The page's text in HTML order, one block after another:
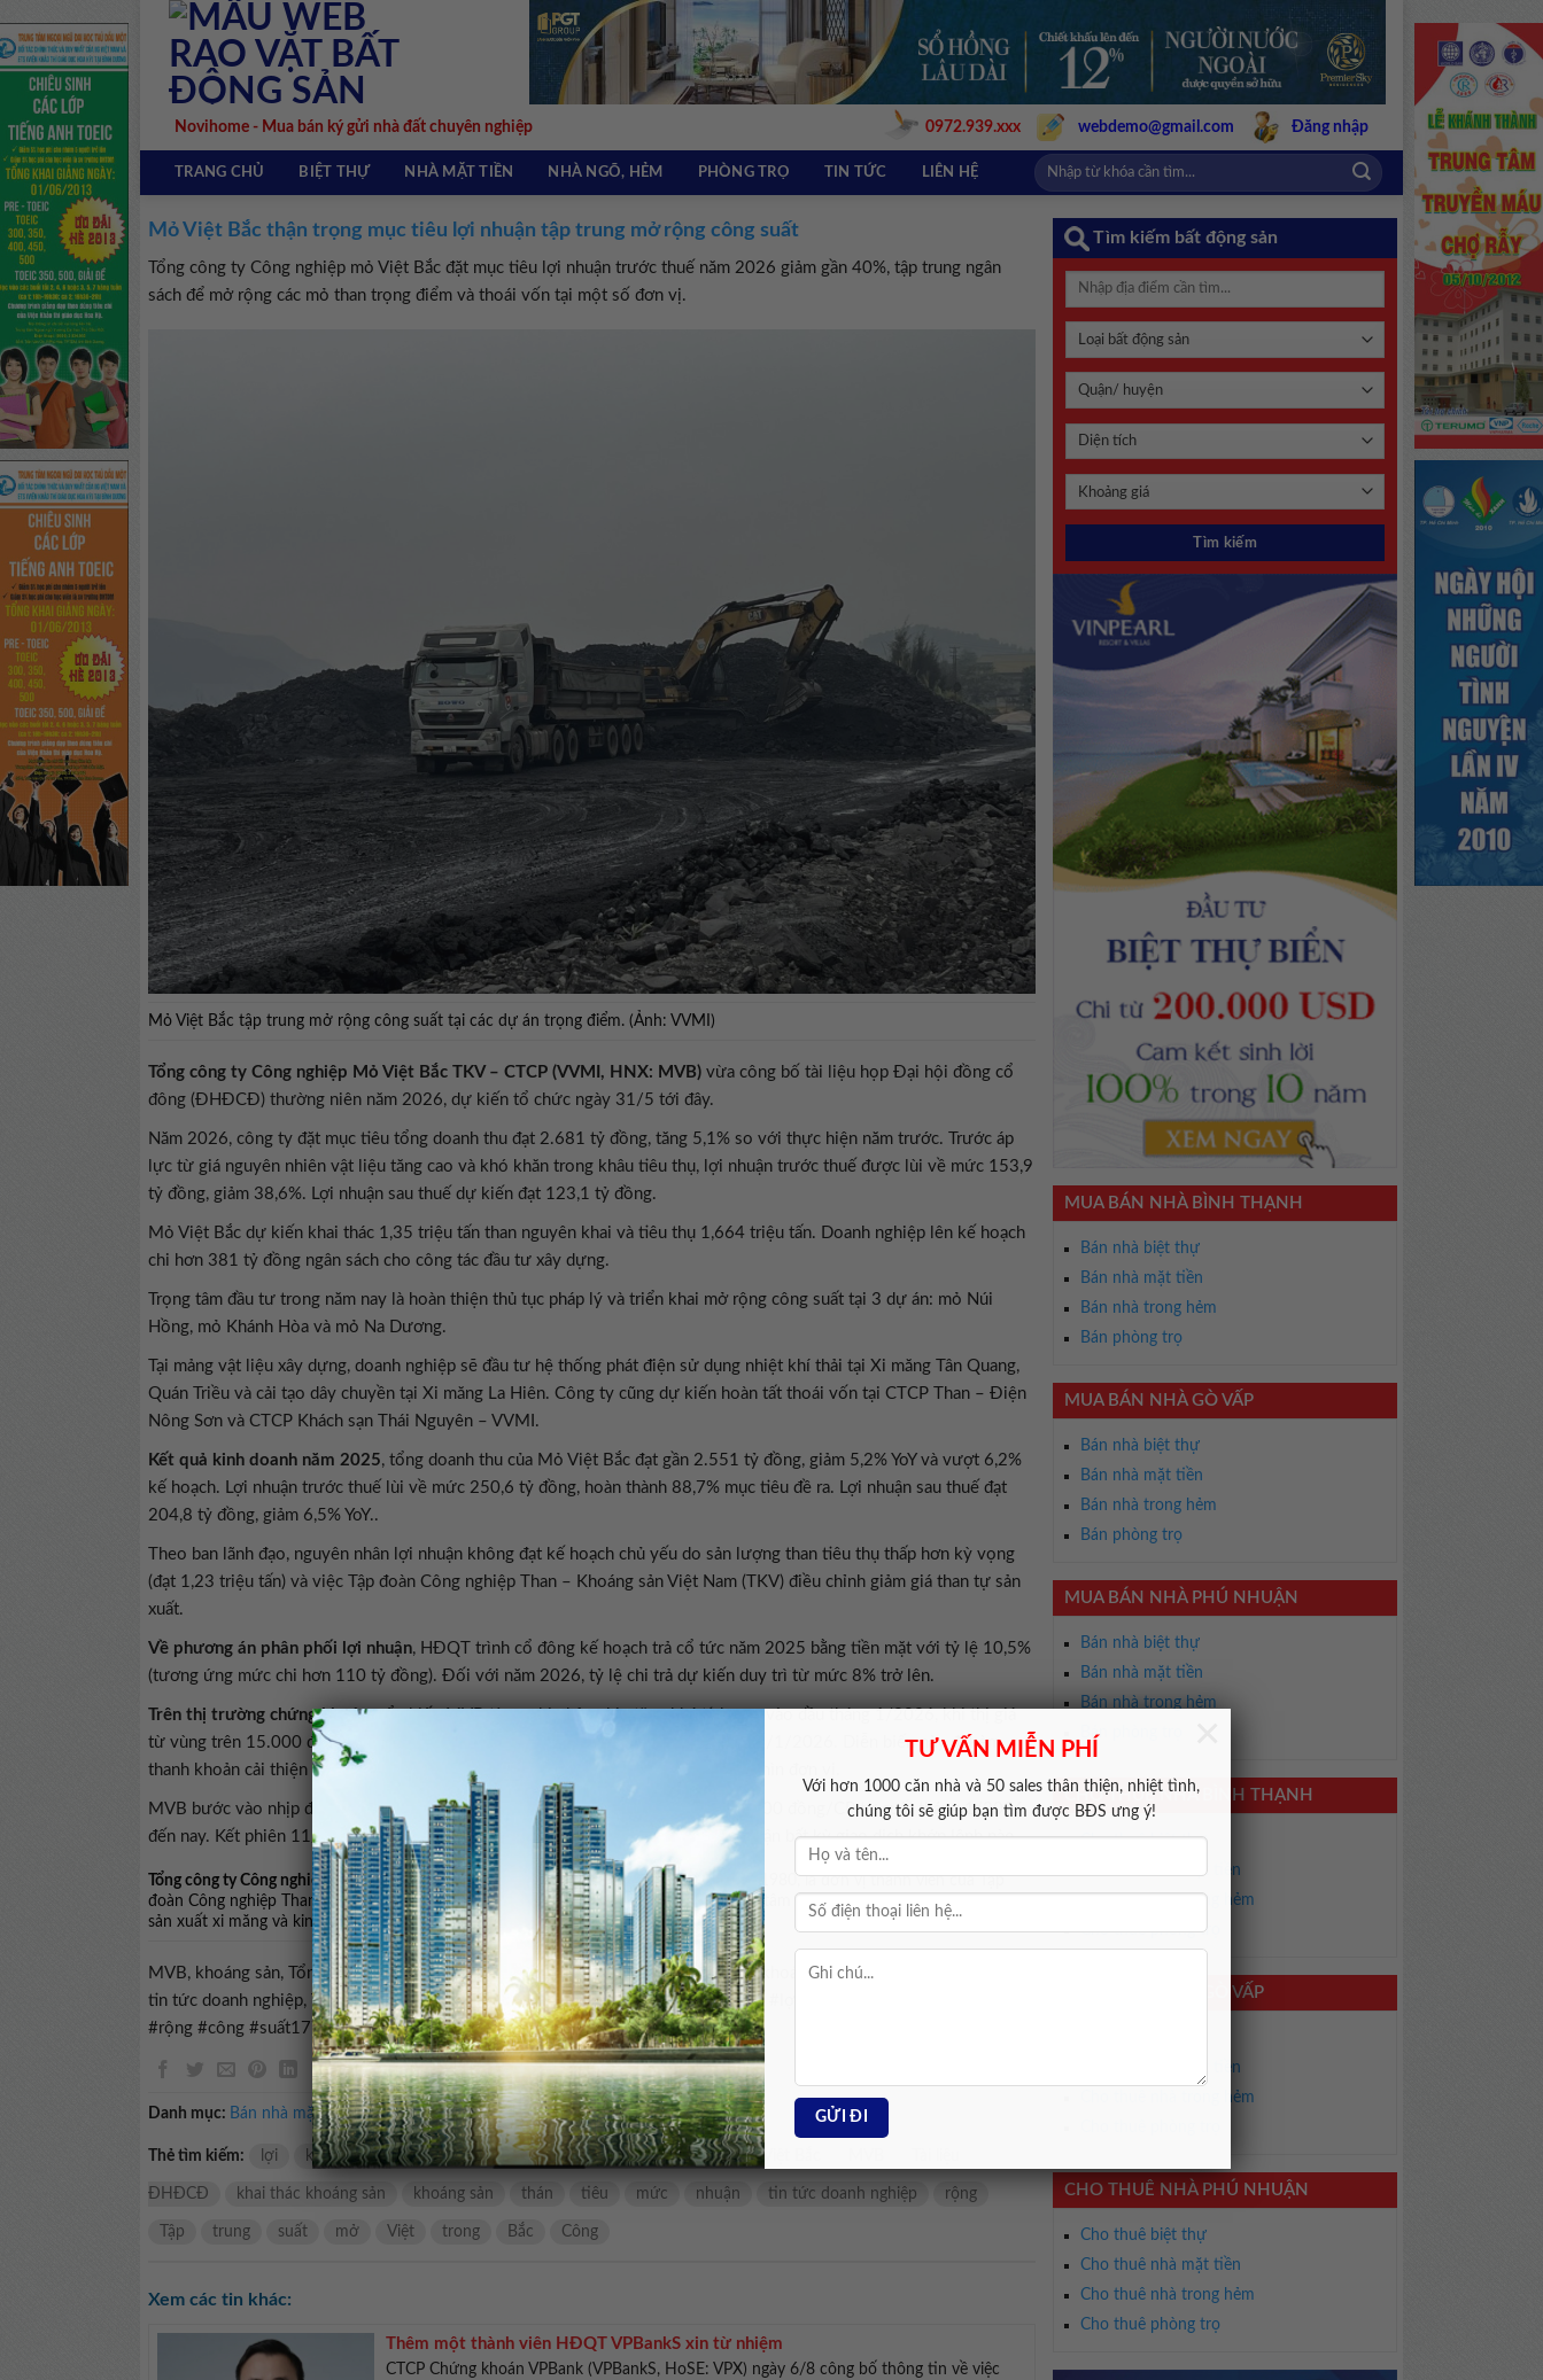
TƯ VẤN MIỄN PHÍ
Với hơn 1000 căn nhà và 50 sales thân thiện, nhiệt tình,
chúng tôi sẽ giúp bạn tìm được BĐS ưng ý!
Skip
content
Novihome - Mua bán ký gửi nhà đất chuyên nghiệp 0972.939.xxx webdemo@gmail.com Đăng nhập
TRANG CHỦ BIỆT THỰ NHÀ MẶT TIỀN NHÀ NGÕ, HẺM PHÒNG TRỌ TIN TỨC LIÊN HỆ
Mỏ Việt Bắc thận trọng mục tiêu lợi nhuận tập trung mở rộng công suất
Tổng công ty Công nghiệp mỏ Việt Bắc đặt mục tiêu lợi nhuận trước thuế năm 2026 giảm gần 40%, tập trung ngân
sách để mở rộng các mỏ than trọng điểm và thoái vốn tại một số đơn vị.
Mỏ Việt Bắc tập trung mở rộng công suất tại các dự án trọng điểm. (Ảnh: VVMI)
Tổng công ty Công nghiệp Mỏ Việt Bắc TKV – CTCP (VVMI, HNX: MVB) vừa công bố tài liệu họp Đại hội đồng cổ
đông (ĐHĐCĐ) thường niên năm 2026, dự kiến tổ chức ngày 31/5 tới đây.
Năm 2026, công ty đặt mục tiêu tổng doanh thu đạt 2.681 tỷ đồng, tăng 5,1% so với thực hiện năm trước. Trước áp
lực từ giá nguyên nhiên vật liệu tăng cao và khó khăn trong khâu tiêu thụ, lợi nhuận trước thuế được lùi về mức 153,9
tỷ đồng, giảm 38,6%. Lợi nhuận sau thuế dự kiến đạt 123,1 tỷ đồng.
Mỏ Việt Bắc dự kiến khai thác 1,35 triệu tấn than nguyên khai và tiêu thụ 1,664 triệu tấn. Doanh nghiệp lên kế hoạch
chi hơn 381 tỷ đồng ngân sách cho công tác đầu tư xây dựng.
Trọng tâm đầu tư trong năm nay là hoàn thiện thủ tục pháp lý và triển khai mở rộng công suất tại 3 dự án: mỏ Núi
Hồng, mỏ Khánh Hòa và mỏ Na Dương.
Tại mảng vật liệu xây dựng, doanh nghiệp sẽ đầu tư hệ thống phát điện sử dụng nhiệt khí thải tại Xi măng Tân Quang,
Quán Triều và cải tạo dây chuyền tại Xi măng La Hiên. Công ty cũng dự kiến hoàn tất thoái vốn tại CTCP Than – Điện
Nông Sơn và CTCP Khách sạn Thái Nguyên – VVMI.
Kết quả kinh doanh năm 2025, tổng doanh thu của Mỏ Việt Bắc đạt gần 2.551 tỷ đồng, giảm 5,2% YoY và vượt 6,2%
kế hoạch. Lợi nhuận trước thuế lùi về mức 250,6 tỷ đồng, hoàn thành 88,7% mục tiêu đề ra. Lợi nhuận sau thuế đạt
204,8 tỷ đồng, giảm 6,5% YoY..
Theo ban lãnh đạo, nguyên nhân lợi nhuận không đạt kế hoạch chủ yếu do sản lượng than tiêu thụ thấp hơn kỳ vọng
(đạt 1,23 triệu tấn) và việc Tập đoàn Công nghiệp Than – Khoáng sản Việt Nam (TKV) điều chỉnh giảm giá than tự sản
xuất.
Về phương án phân phối lợi nhuận, HĐQT trình cổ đông kế hoạch trả cổ tức năm 2025 bằng tiền mặt với tỷ lệ 10,5%
(tương ứng mức chi hơn 110 tỷ đồng). Đối với năm 2026, tỷ lệ chi trả dự kiến duy trì từ mức 8% trở lên.
Trên thị trường chứng khoán
từ vùng trên 15.000 đồng/CP cuối năm 2025 leo lên 19.900 đồng/CP tại phiên 9/1/2026. Diễn biến này đi kèm
thanh khoản cải thiện rõ rệt, với khối lượng khớp lệnh mỗi phiên đạt hàng chục nghìn đơn vị.
MVB bước vào nhịp điều chỉnh và chủ yếu dao động trong biên độ 16.000 – 18.000 đồng/CP từ cuối tháng 1/2026
đến nay. Kết phiên 11/5, cổ phiếu đứng tại mức 16.600 đồng/CP và không ghi nhận bất kỳ giao dịch khớp lệnh nào.
Tổng công ty Công nghiệp Mỏ Việt Bắc, tiền thân là Công ty Than III, thành lập từ năm 1980, là đơn vị thành viên của Tập
đoàn Công nghiệp Than – Khoáng sản Việt Nam (TKV). Doanh nghiệp hoạt động trọng tâm trong các lĩnh vực khai thác than,
sản xuất xi măng và kinh doanh vật liệu xây dựng.
MVB, khoáng sản, Tổng công ty Công nghiệp mỏ Việt Bắc, Mỏ Việt Bắc, khai thác khoáng sản, than, khai thác than, mỏ,
tin tức doanh nghiệp, TÀI LIỆU ĐHĐCĐ#Mỏ #Việt #Bắc #thận #trọng #mục #tiêu #lợi #nhuận #tập #trung #mở
#rộng #công #suất1778494499
Danh mục: Bán nhà mặt tiền
Thẻ tìm kiếm: lợi khai thác than Mỏ Việt Bắc Tổng công ty Công nghiệp mỏ Việt Bắc
ĐHĐCĐ khai thác khoáng sản khoáng sản thán tiêu mức nhuận tin tức doanh nghiệp rộng
Tập trung suất mở Việt trong Bắc Công
Xem các tin khác:
Thêm một thành viên HĐQT VPBankS xin từ nhiệm
CTCP Chứng khoán VPBank (VPBankS, HoSE: VPX) ngày 6/8 công bố thông tin về việc
Tìm kiếm bất động sản
MUA BÁN NHÀ BÌNH THẠNH
Bán nhà biệt thự
Bán nhà mặt tiền
Bán nhà trong hẻm
Bán phòng trọ
MUA BÁN NHÀ GÒ VẤP
Bán nhà biệt thự
Bán nhà mặt tiền
Bán nhà trong hẻm
Bán phòng trọ
MUA BÁN NHÀ PHÚ NHUẬN
Bán nhà biệt thự
Bán nhà mặt tiền
Bán nhà trong hẻm
Bán phòng trọ
CHO THUÊ NHÀ BÌNH THẠNH
Cho thuê biệt thự
Cho thuê nhà mặt tiền
Cho thuê nhà trong hẻm
Cho thuê phòng trọ
CHO THUÊ NHÀ GÒ VẤP
Cho thuê nhà mặt tiền
Cho thuê nhà trong hẻm
CHO THUÊ NHÀ PHÚ NHUẬN
Cho thuê biệt thự
Cho thuê nhà mặt tiền
Cho thuê nhà trong hẻm
Cho thuê phòng trọ